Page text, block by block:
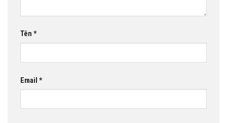
Tên *
Email *